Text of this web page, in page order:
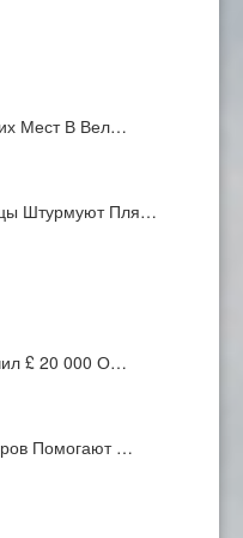
Мест В Вел…
Штурмуют Пля…
£ 20 000 О…
Помогают …